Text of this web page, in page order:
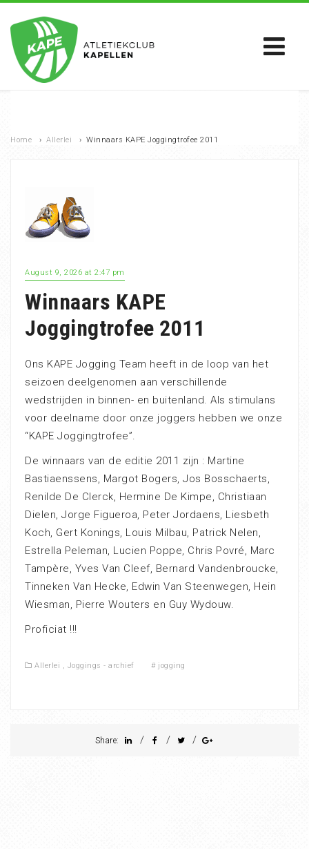
Home › Allerlei › Winnaars KAPE Joggingtrofee 2011
August 9, 2026 at 2:47 pm
Winnaars KAPE
Joggingtrofee 2011
Ons KAPE Jogging Team heeft in de loop van het
seizoen deelgenomen aan verschillende
wedstrijden in binnen- en buitenland. Als stimulans
voor deelname door onze joggers hebben we onze
“KAPE Joggingtrofee”.
De winnaars van de editie 2011 zijn : Martine
Bastiaenssens, Margot Bogers, Jos Bosschaerts,
Renilde De Clerck, Hermine De Kimpe, Christiaan
Dielen, Jorge Figueroa, Peter Jordaens, Liesbeth
Koch, Gert Konings, Louis Milbau, Patrick Nelen,
Estrella Peleman, Lucien Poppe, Chris Povré, Marc
Tampère, Yves Van Cleef, Bernard Vandenbroucke,
Tinneken Van Hecke, Edwin Van Steenwegen, Hein
Wiesman, Pierre Wouters en Guy Wydouw.
Proficiat !!!
Allerlei , Joggings - archief # jogging
Share: / / /